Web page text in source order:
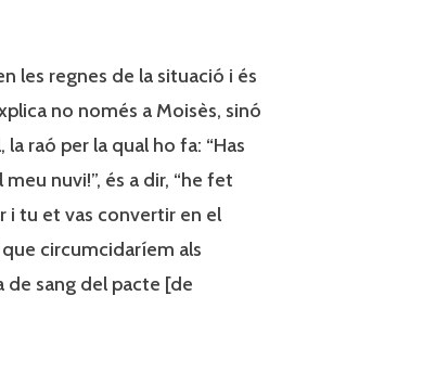
les regnes de la situació i és
no només a Moisès, sinó
la raó per la qual ho fa: “Has
nuvi!”, és a dir, “he fet
i tu et vas convertir en el
circumcidaríem als
sang del pacte [de